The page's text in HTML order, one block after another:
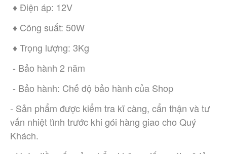
♦ Điện áp: 12V
♦ Công suất: 50W
♦ Trọng lượng: 3Kg
- Bảo hành 2 năm
- Bảo hành: Chế độ bảo hành của Shop
- Sản phẩm được kiểm tra kĩ càng, cẩn thận và tư
vấn nhiệt tình trước khi gói hàng giao cho Quý
Khách.